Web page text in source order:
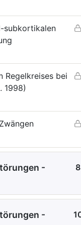
subkortikalen
Regelkreises bei
1998)
-
8
-